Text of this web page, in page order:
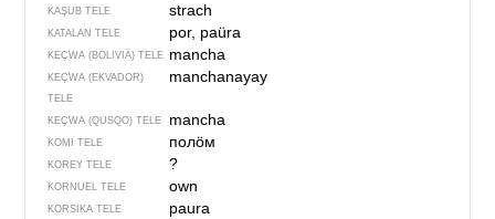
KAŞUB TELE strach
KATALAN TELE por, paüra
KEÇWA (BOLIVIÄ) TELE mancha
KEÇWA (EKVADOR)
TELE
manchanayay
KEÇWA (QUSQO) TELE mancha
KOMI TELE полӧм
KOREY TELE ?
KORNUEL TELE own
KORSIKA TELE paura